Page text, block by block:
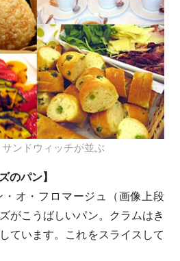
ンドウィッチが並ぶ
のパン】
・オ・フロマージュ（画像上段
がこうばしいパン。クラムはき
ています。これをスライスして